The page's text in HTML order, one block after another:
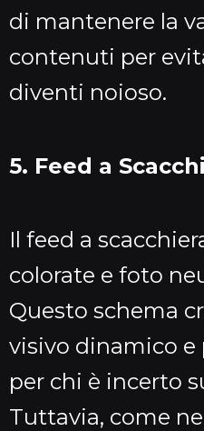
di mantenere la
contenuti per
diventi noioso.
5. Feed a
Il feed a
colorate e foto
Questo schema
visivo dinamico e
per chi è incerto
Tuttavia, come